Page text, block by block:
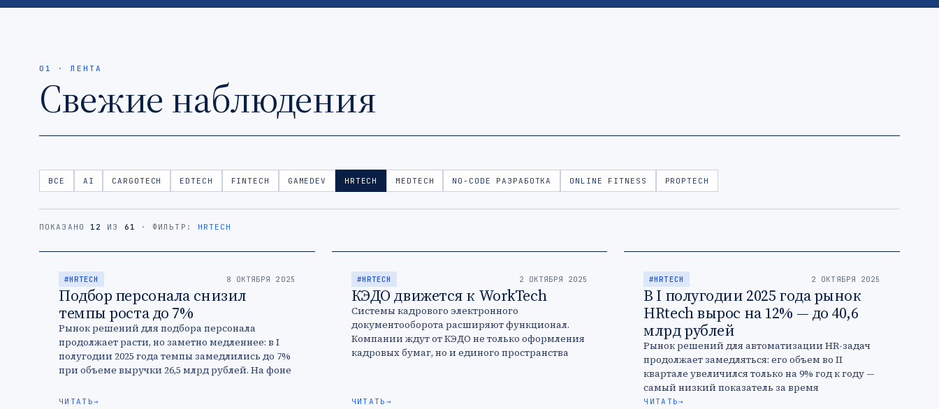
01 · ЛЕНТА
Свежие наблюдения
ВСЕ AI CARGOTECH EDTECH FINTECH GAMEDEV HRTECH MEDTECH NO-CODE РАЗРАБОТКА ONLINE FITNESS PROPTECH
ПОКАЗАНО 12 ИЗ 61 · ФИЛЬТР: HRTECH
#HRTECH 8 ОКТЯБРЯ 2025
Подбор персонала снизил
темпы роста до 7%
Рынок решений для подбора персонала
продолжает расти, но заметно медленнее: в I
полугодии 2025 года темпы замедлились до 7%
при объеме выручки 26,5 млрд рублей. На фоне
ЧИТАТЬ→
#HRTECH 2 ОКТЯБРЯ 2025
КЭДО движется к WorkTech
Системы кадрового электронного
документооборота расширяют функционал.
Компании ждут от КЭДО не только оформления
кадровых бумаг, но и единого пространства
ЧИТАТЬ →
#HRTECH 2 ОКТЯБРЯ 2025
В I полугодии 2025 года рынок
HRtech вырос на 12% — до 40,6
млрд рублей
Рынок решений для автоматизации HR-задач
продолжает замедляться: его объем во II
квартале увеличился только на 9% год к году —
самый низкий показатель за время
существования рейтинга от Smart Ranking. …
ЧИТАТЬ→